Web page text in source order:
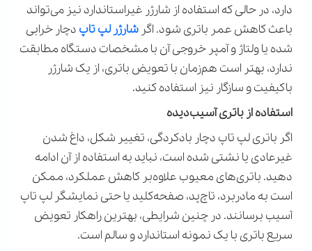
دارد، در حالی که استفاده از شارژر غیراستاندارد نیز می‌تواند
باعث کاهش عمر باتری شود. اگر شارژر لپ تاپ دچار خرابی
شده یا ولتاژ و آمپر خروجی آن با مشخصات دستگاه مطابقت
ندارد، بهتر است هم‌زمان با تعویض باتری، از یک شارژر
باکیفیت و سازگار نیز استفاده کنید.
استفاده از باتری آسیب‌دیده
اگر باتری لپ تاپ دچار بادکردگی، تغییر شکل، داغ شدن
غیرعادی یا نشتی شده است، نباید به استفاده از آن ادامه
دهید. باتری‌های معیوب علاوه‌بر کاهش عملکرد، ممکن
است به مادربرد، تاچ‌پد، صفحه‌کلید یا حتی نمایشگر لپ تاپ
آسیب برسانند. در چنین شرایطی، بهترین راهکار تعویض
سریع باتری با یک نمونه استاندارد و سالم است.